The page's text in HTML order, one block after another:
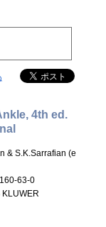
4th ed.
& S.K.Sarrafian (e
63-0
KLUWER